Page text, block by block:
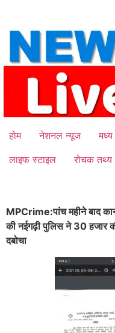
content
होम नेशनल न्यूज
लाइफ स्टाइल
रोचक तथ्य
MPCrime:पांच महीने बाद
की नईगढ़ी पुलिस ने 30 हजार
दबोचा